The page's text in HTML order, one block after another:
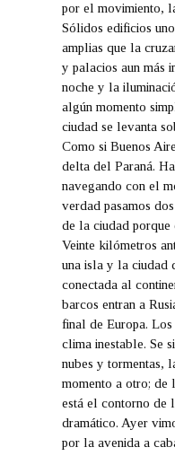
por el movimiento,
Sólidos edificios
amplias que la
y palacios aun más
noche y la
algún momento
ciudad se levanta
Como si Buenos
delta del Paraná.
navegando con el
verdad pasamos
de la ciudad porque
Veinte kilómetros
una isla y la ciudad
conectada al
barcos entran a
final de Europa.
clima inestable. Se
nubes y tormentas,
momento a otro; de
está el contorno de
dramático. Ayer
por la avenida a